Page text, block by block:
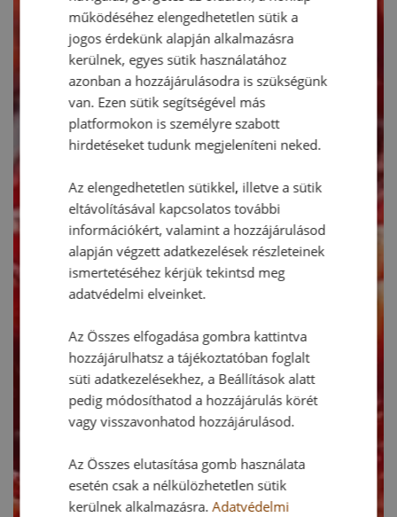
működéséhez elengedhetetlen sütik a
jogos érdekünk alapján alkalmazásra
kerülnek, egyes sütik használatához
azonban a hozzájárulásodra is szükségünk
van. Ezen sütik segítségével más
platformokon is személyre szabott
hirdetéseket tudunk megjeleníteni neked.
Az elengedhetetlen sütikkel, illetve a sütik
eltávolításával kapcsolatos további
információkért, valamint a hozzájárulásod
alapján végzett adatkezelések részleteinek
ismertetéséhez kérjük tekintsd meg
adatvédelmi elveinket.
Az Összes elfogadása gombra kattintva
hozzájárulhatsz a tájékoztatóban foglalt
süti adatkezelésekhez, a Beállítások alatt
pedig módosíthatod a hozzájárulás körét
vagy visszavonhatod hozzájárulásod.
Az Összes elutasítása gomb használata
esetén csak a nélkülözhetetlen sütik
kerülnek alkalmazásra.Adatvédelmi